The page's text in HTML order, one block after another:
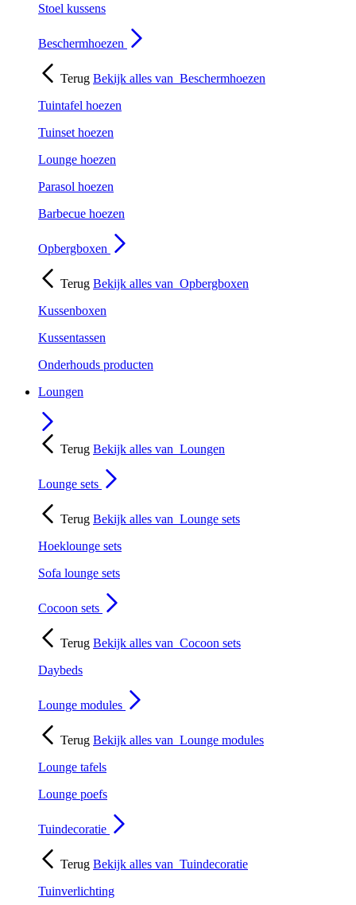
Stoel kussens
Beschermhoezen
Terug Bekijk alles van Beschermhoezen
Tuintafel hoezen
Tuinset hoezen
Lounge hoezen
Parasol hoezen
Barbecue hoezen
Opbergboxen
Terug Bekijk alles van Opbergboxen
Kussenboxen
Kussentassen
Onderhouds producten
Loungen
Terug Bekijk alles van Loungen
Lounge sets
Terug Bekijk alles van Lounge sets
Hoeklounge sets
Sofa lounge sets
Cocoon sets
Terug Bekijk alles van Cocoon sets
Daybeds
Lounge modules
Terug Bekijk alles van Lounge modules
Lounge tafels
Lounge poefs
Tuindecoratie
Terug Bekijk alles van Tuindecoratie
Tuinverlichting